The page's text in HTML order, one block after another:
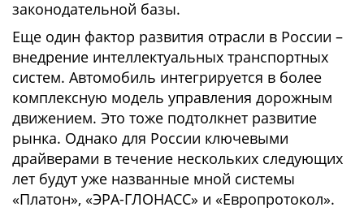
законодательной базы.
Еще один фактор развития отрасли в России –
внедрение интеллектуальных транспортных
систем. Автомобиль интегрируется в более
комплексную модель управления дорожным
движением. Это тоже подтолкнет развитие
рынка. Однако для России ключевыми
драйверами в течение нескольких следующих
лет будут уже названные мной системы
«Платон», «ЭРА-ГЛОНАСС» и «Европротокол».